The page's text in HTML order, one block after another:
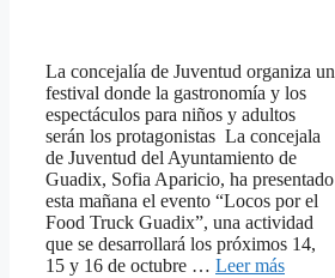
La concejalía de Juventud organiza un
festival donde la gastronomía y los
espectáculos para niños y adultos
serán los protagonistas La concejala
de Juventud del Ayuntamiento de
Guadix, Sofia Aparicio, ha presentado
esta mañana el evento “Locos por el
Food Truck Guadix”, una actividad
que se desarrollará los próximos 14,
15 y 16 de octubre … Leer más